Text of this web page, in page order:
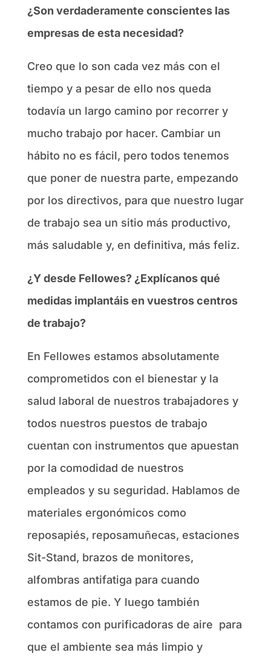
¿Son verdaderamente conscientes las
empresas de esta necesidad?
Creo que lo son cada vez más con el
tiempo y a pesar de ello nos queda
todavía un largo camino por recorrer y
mucho trabajo por hacer. Cambiar un
hábito no es fácil, pero todos tenemos
que poner de nuestra parte, empezando
por los directivos, para que nuestro lugar
de trabajo sea un sitio más productivo,
más saludable y, en definitiva, más feliz.
¿Y desde Fellowes? ¿Explícanos qué
medidas implantáis en vuestros centros
de trabajo?
En Fellowes estamos absolutamente
comprometidos con el bienestar y la
salud laboral de nuestros trabajadores y
todos nuestros puestos de trabajo
cuentan con instrumentos que apuestan
por la comodidad de nuestros
empleados y su seguridad. Hablamos de
materiales ergonómicos como
reposapiés, reposamuñecas, estaciones
Sit-Stand, brazos de monitores,
alfombras antifatiga para cuando
estamos de pie. Y luego también
contamos con purificadoras de aire para
que el ambiente sea más limpio y